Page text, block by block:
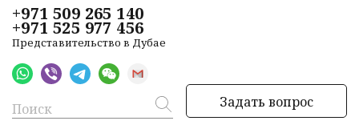
+971 509 265 140
+971 525 977 456
Представительство в Дубае
Задать вопрос